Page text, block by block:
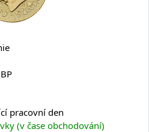
pracovní den
(v čase obchodování)